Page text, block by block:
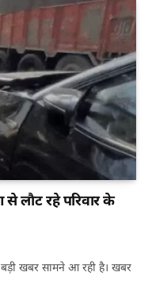
लाैट रहे परिवार के
बड़ी खबर सामने आ रही है। खबर